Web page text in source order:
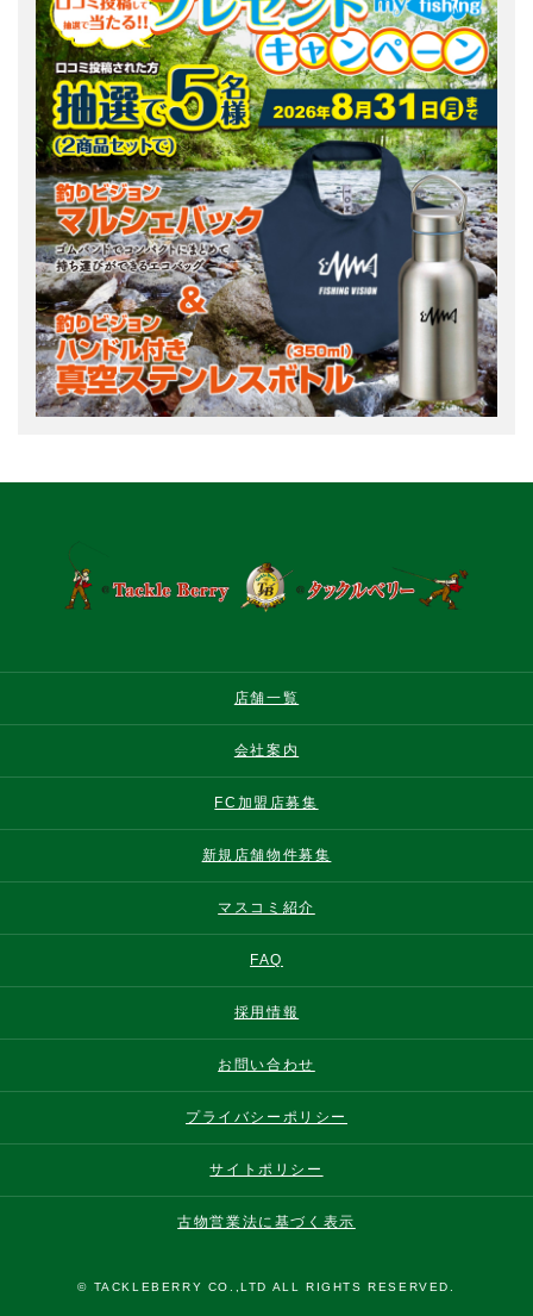
店舗一覧
会社案内
FC加盟店募集
新規店舗物件募集
マスコミ紹介
FAQ
採用情報
お問い合わせ
プライバシーポリシー
サイトポリシー
古物営業法に基づく表示
© TACKLEBERRY CO.,LTD ALL RIGHTS RESERVED.